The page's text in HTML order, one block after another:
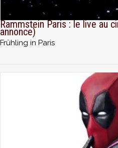
Rammstein Paris : le live au
annonce)
Frühling in Paris